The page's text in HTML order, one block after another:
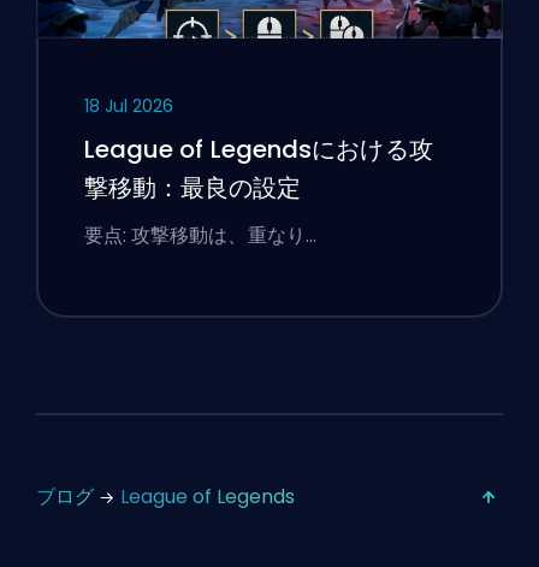
18 Jul 2026
League of Legendsにおける攻
撃移動：最良の設定
要点: 攻撃移動は、重なり…
ブログ League of Legends